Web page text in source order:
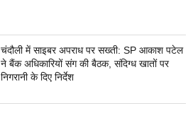
चंदौली में साइबर अपराध पर सख्ती: SP आकाश पटेल
ने बैंक अधिकारियों संग की बैठक, संदिग्ध खातों पर
निगरानी के दिए निर्देश